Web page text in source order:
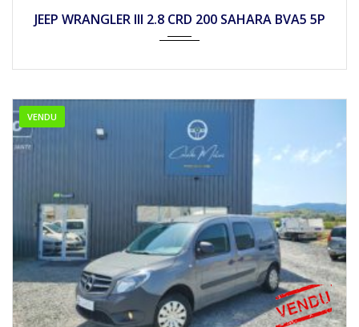
JEEP WRANGLER III 2.8 CRD 200 SAHARA BVA5 5P
VENDU